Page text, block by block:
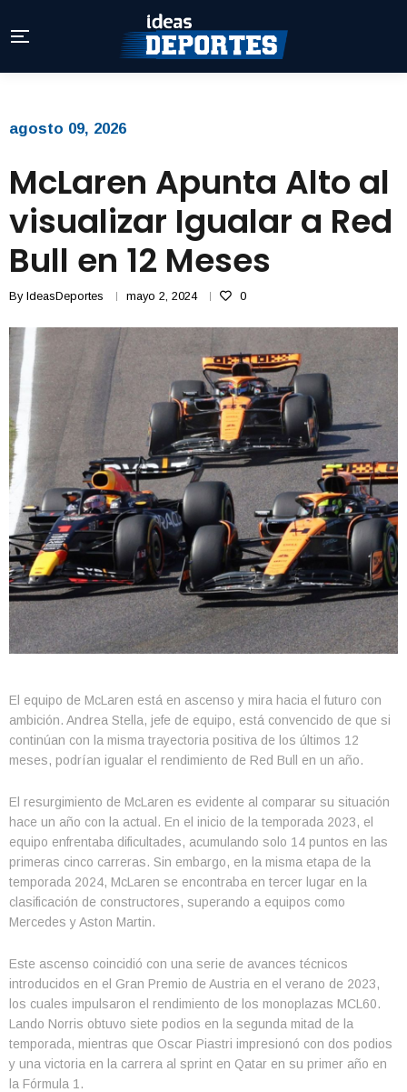
agosto 09, 2026
McLaren Apunta Alto al
visualizar Igualar a Red
Bull en 12 Meses
By IdeasDeportes mayo 2, 2024 0
El equipo de McLaren está en ascenso y mira hacia el futuro con
ambición. Andrea Stella, jefe de equipo, está convencido de que si
continúan con la misma trayectoria positiva de los últimos 12
meses, podrían igualar el rendimiento de Red Bull en un año.
El resurgimiento de McLaren es evidente al comparar su situación
hace un año con la actual. En el inicio de la temporada 2023, el
equipo enfrentaba dificultades, acumulando solo 14 puntos en las
primeras cinco carreras. Sin embargo, en la misma etapa de la
temporada 2024, McLaren se encontraba en tercer lugar en la
clasificación de constructores, superando a equipos como
Mercedes y Aston Martin.
Este ascenso coincidió con una serie de avances técnicos
introducidos en el Gran Premio de Austria en el verano de 2023,
los cuales impulsaron el rendimiento de los monoplazas MCL60.
Lando Norris obtuvo siete podios en la segunda mitad de la
temporada, mientras que Oscar Piastri impresionó con dos podios
y una victoria en la carrera al sprint en Qatar en su primer año en
la Fórmula 1.